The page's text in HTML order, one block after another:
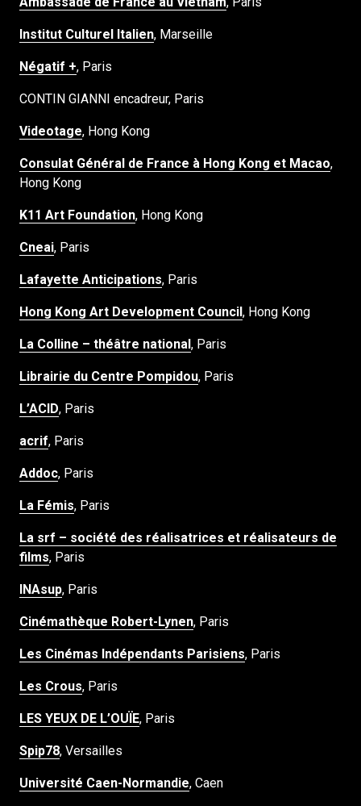
Institut Culturel Italien, Marseille
Négatif +, Paris
CONTIN GIANNI encadreur, Paris
Videotage, Hong Kong
Consulat Général de France à Hong Kong et Macao,
Hong Kong
K11 Art Foundation, Hong Kong
Cneai, Paris
Lafayette Anticipations, Paris
Hong Kong Art Development Council, Hong Kong
La Colline – théâtre national, Paris
Librairie du Centre Pompidou, Paris
L’ACID, Paris
acrif, Paris
Addoc, Paris
La Fémis, Paris
La srf – société des réalisatrices et réalisateurs de
films, Paris
INAsup, Paris
Cinémathèque Robert-Lynen, Paris
Les Cinémas Indépendants Parisiens, Paris
Les Crous, Paris
LES YEUX DE L’OUÏE, Paris
Spip78, Versailles
Université Caen-Normandie, Caen